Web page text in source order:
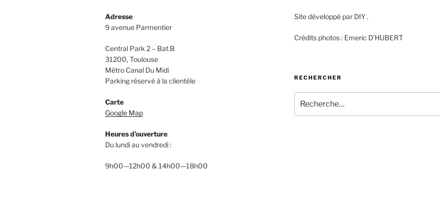
Adresse
9 avenue Parmentier
Central Park 2 – Bat.B
31200, Toulouse
Métro Canal Du Midi
Parking réservé à la clientèle
Carte
Google Map
Heures d’ouverture
Du lundi au vendredi :
9h00—12h00 & 14h00—18h00
Site développé par DIY .
Crédits photos : Emeric D’HUBERT
RECHERCHER
pour
: